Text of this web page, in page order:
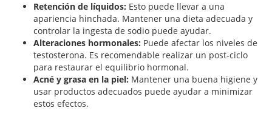
Retención de líquidos: Esto puede llevar a una
apariencia hinchada. Mantener una dieta adecuada y
controlar la ingesta de sodio puede ayudar.
Alteraciones hormonales: Puede afectar los niveles de
testosterona. Es recomendable realizar un post-ciclo
para restaurar el equilibrio hormonal.
Acné y grasa en la piel: Mantener una buena higiene y
usar productos adecuados puede ayudar a minimizar
estos efectos.